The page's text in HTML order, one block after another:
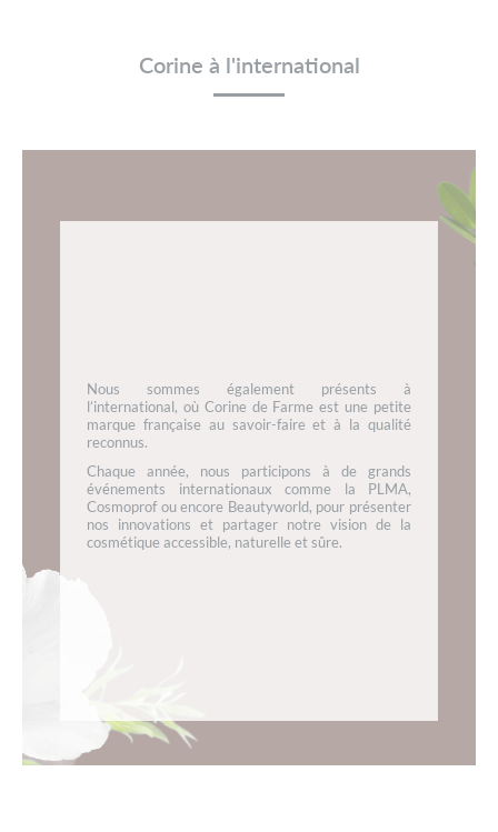
Corine à l'international
Nous sommes également présents à
l’international, où Corine de Farme est une petite
marque française au savoir-faire et à la qualité
reconnus.
Chaque année, nous participons à de grands
événements internationaux comme la PLMA,
Cosmoprof ou encore Beautyworld, pour présenter
nos innovations et partager notre vision de la
cosmétique accessible, naturelle et sûre.